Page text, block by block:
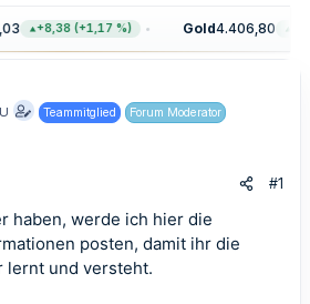
(+1,17 %) Gold 4.406,80 +7,10
Teammitglied Forum Moderator
#1
haben, werde ich hier die
posten, damit ihr die
lernt und versteht.